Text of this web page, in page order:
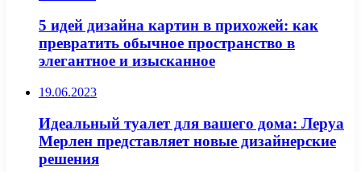
5 идей дизайна картин в прихожей: как
превратить обычное пространство в
элегантное и изысканное
19.06.2023
Идеальный туалет для вашего дома: Леруа
Мерлен представляет новые дизайнерские
решения